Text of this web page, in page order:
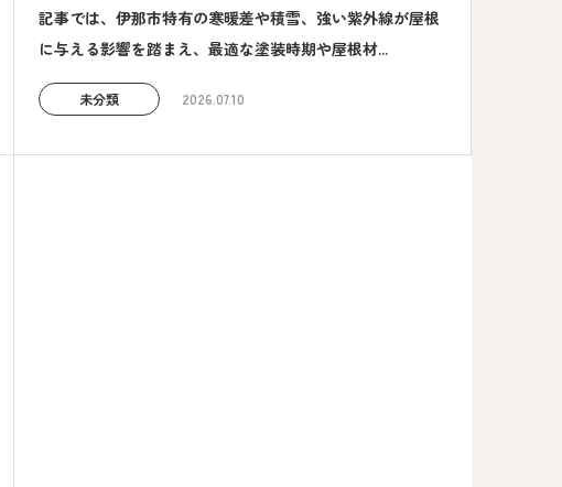
記事では、伊那市特有の寒暖差や積雪、強い紫外線が屋根
に与える影響を踏まえ、最適な塗装時期や屋根材...
未分類 2026.07.10